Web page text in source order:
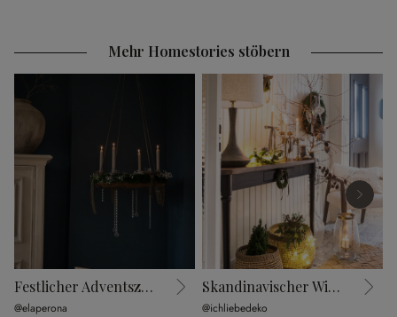
Mehr Homestories stöbern
Festlicher Adventszauber
@elaperona
Skandinavischer Wintertraum
@ichliebedeko